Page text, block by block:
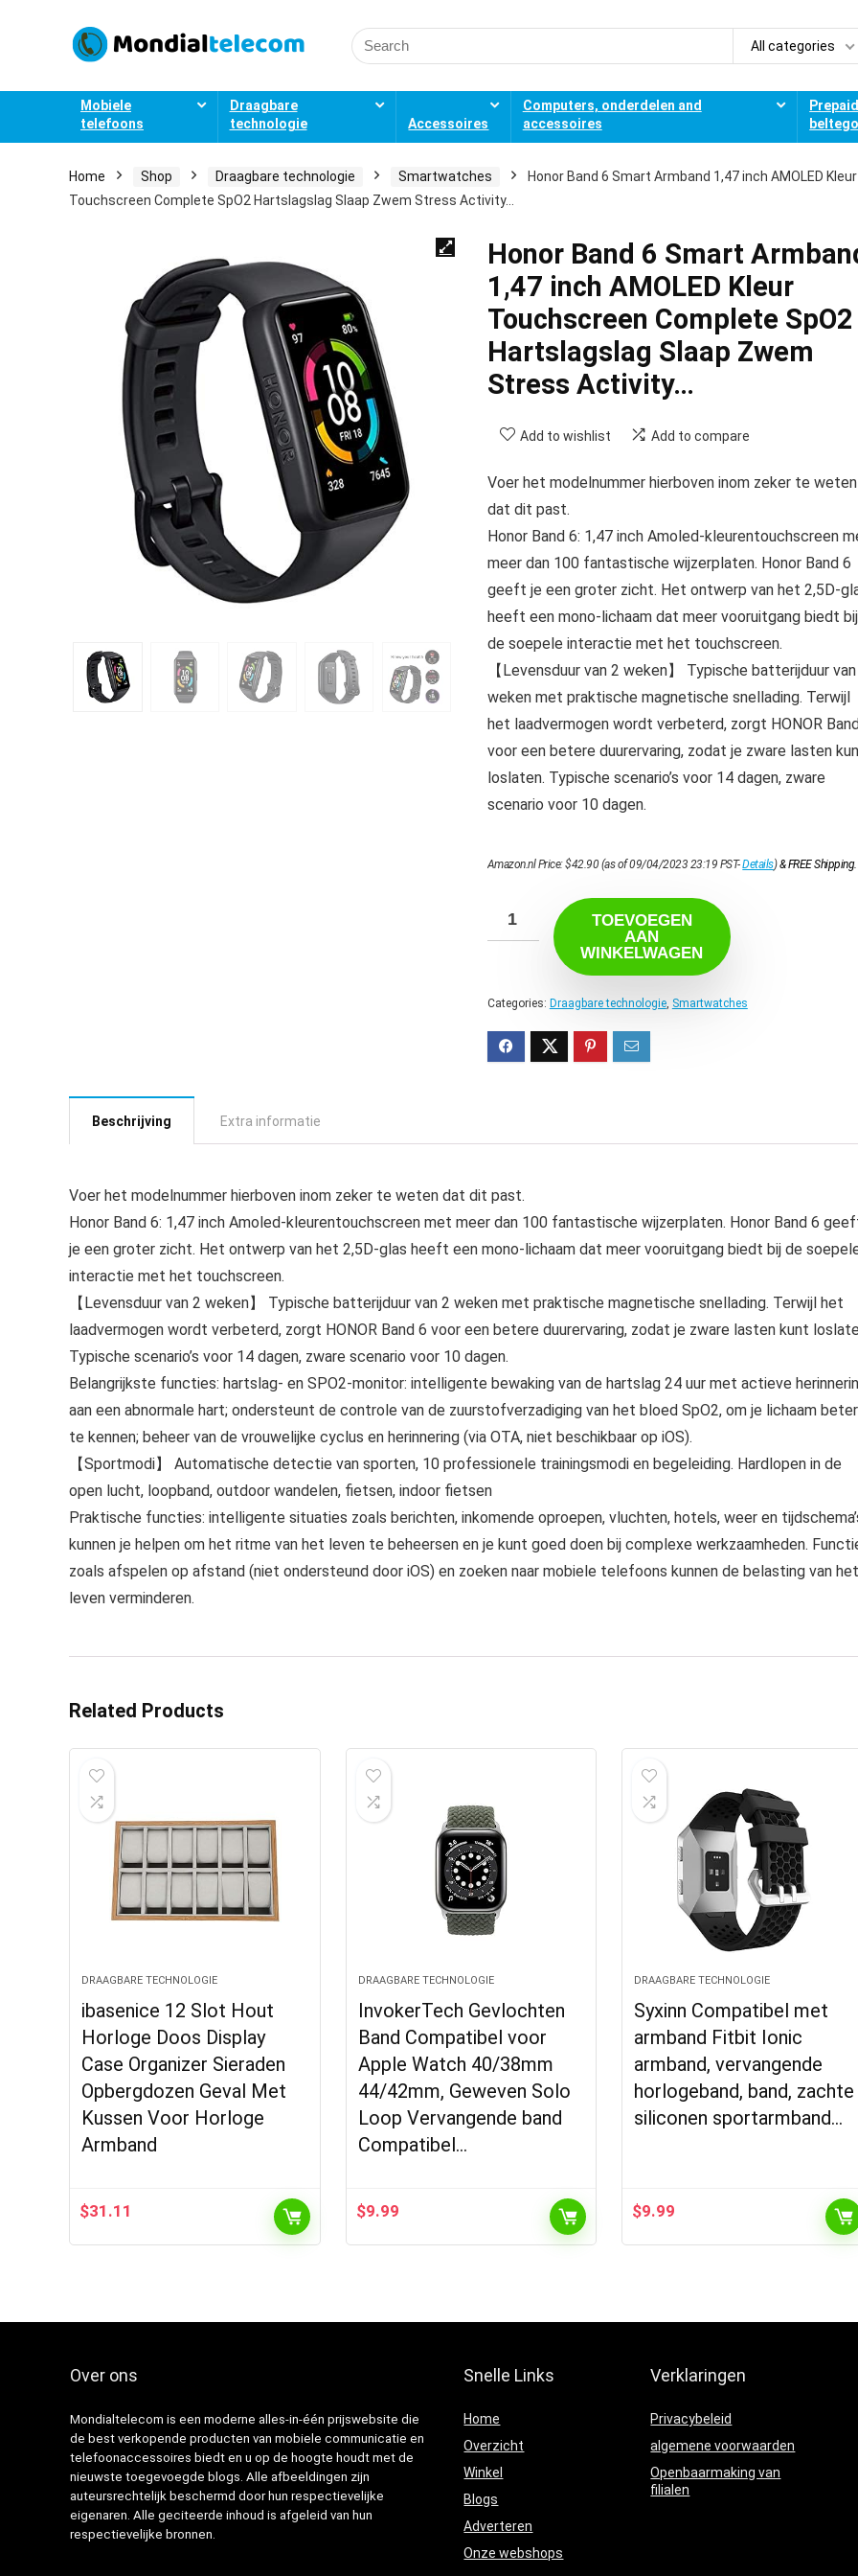
Search
for:
All categories
Mobiele
telefoons
Draagbare
technologie
Accessoires
Computers, onderdelen and
accessoires
Prepaid
Home Shop Draagbare technologie Smartwatches
Honor Band 6 Smart Armband 1,47 inch AMOLED Kleur
Touchscreen Complete SpO2 Hartslagslag Slaap Zwem Stress Activity…
Honor Band 6 Smart
1,47 inch AMOLED Kleur
Touchscreen Complete SpO2
Hartslagslag Slaap Zwem
Stress Activity…
Add to wishlist Add to compare
Voer het modelnummer hierboven inom zeker te weten
dat dit past.
Honor Band 6: 1,47 inch Amoled-kleurentouchscreen
meer dan 100 fantastische wijzerplaten. Honor Band 6
geeft je een groter zicht. Het ontwerp van het 2,5D-
heeft een mono-lichaam dat meer vooruitgang biedt bij
de soepele interactie met het touchscreen.
【Levensduur van 2 weken】 Typische batterijduur
weken met praktische magnetische snellading. Terwijl
het laadvermogen wordt verbeterd, zorgt HONOR
voor een betere duurervaring, zodat je zware lasten
loslaten. Typische scenario’s voor 14 dagen, zware
scenario voor 10 dagen.
Amazon.nl Price:$42.90(as of 09/04/2023 23:19 PST-Details)&FREE Shipping.
TOEVOEGEN
AAN
WINKELWAGEN
Categories: Draagbare technologie, Smartwatches
Beschrijving Extra informatie
Voer het modelnummer hierboven inom zeker te weten dat dit past.
Honor Band 6: 1,47 inch Amoled-kleurentouchscreen met meer dan 100 fantastische wijzerplaten. Honor Band 6
je een groter zicht. Het ontwerp van het 2,5D-glas heeft een mono-lichaam dat meer vooruitgang biedt bij de
interactie met het touchscreen.
【Levensduur van 2 weken】 Typische batterijduur van 2 weken met praktische magnetische snellading. Terwijl het
laadvermogen wordt verbeterd, zorgt HONOR Band 6 voor een betere duurervaring, zodat je zware lasten kunt
Typische scenario’s voor 14 dagen, zware scenario voor 10 dagen.
Belangrijkste functies: hartslag- en SPO2-monitor: intelligente bewaking van de hartslag 24 uur met actieve
aan een abnormale hart; ondersteunt de controle van de zuurstofverzadiging van het bloed SpO2, om je lichaam beter
te kennen; beheer van de vrouwelijke cyclus en herinnering (via OTA, niet beschikbaar op iOS).
【Sportmodi】 Automatische detectie van sporten, 10 professionele trainingsmodi en begeleiding. Hardlopen in de
open lucht, loopband, outdoor wandelen, fietsen, indoor fietsen
Praktische functies: intelligente situaties zoals berichten, inkomende oproepen, vluchten, hotels, weer en
kunnen je helpen om het ritme van het leven te beheersen en je kunt goed doen bij complexe werkzaamheden.
zoals afspelen op afstand (niet ondersteund door iOS) en zoeken naar mobiele telefoons kunnen de belasting van het
leven verminderen.
Related Products
DRAAGBARE TECHNOLOGIE
ibasenice 12 Slot Hout
Horloge Doos Display
Case Organizer Sieraden
Opbergdozen Geval Met
Kussen Voor Horloge
Armband
$31.11
DRAAGBARE TECHNOLOGIE
InvokerTech Gevlochten
Band Compatibel voor
Apple Watch 40/38mm
44/42mm, Geweven Solo
Loop Vervangende band
Compatibel…
$9.99
DRAAGBARE TECHNOLOGIE
Syxinn Compatibel met
armband Fitbit Ionic
armband, vervangende
horlogeband, band, zachte
siliconen sportarmband…
$9.99
Over ons
Mondialtelecom is een moderne alles-in-één prijswebsite die
de best verkopende producten van mobiele communicatie en
telefoonaccessoires biedt en u op de hoogte houdt met de
nieuwste toegevoegde blogs. Alle afbeeldingen zijn
auteursrechtelijk beschermd door hun respectievelijke
eigenaren. Alle geciteerde inhoud is afgeleid van hun
respectievelijke bronnen.
Snelle Links
Home
Overzicht
Winkel
Blogs
Adverteren
Onze webshops
Verklaringen
Privacybeleid
algemene voorwaarden
Openbaarmaking van
filialen